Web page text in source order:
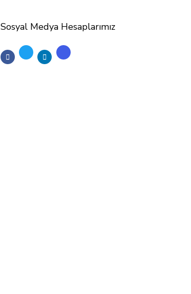
Sosyal Medya Hesaplarımız